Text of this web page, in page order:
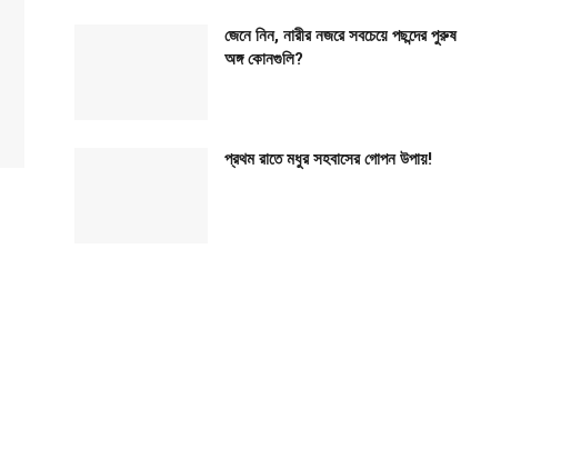
জেনে নিন, নারীর নজরে সবচেয়ে পছন্দের পুরুষ
অঙ্গ কোনগুলি?
প্রথম রাতে মধুর সহবাসের গোপন উপায়!